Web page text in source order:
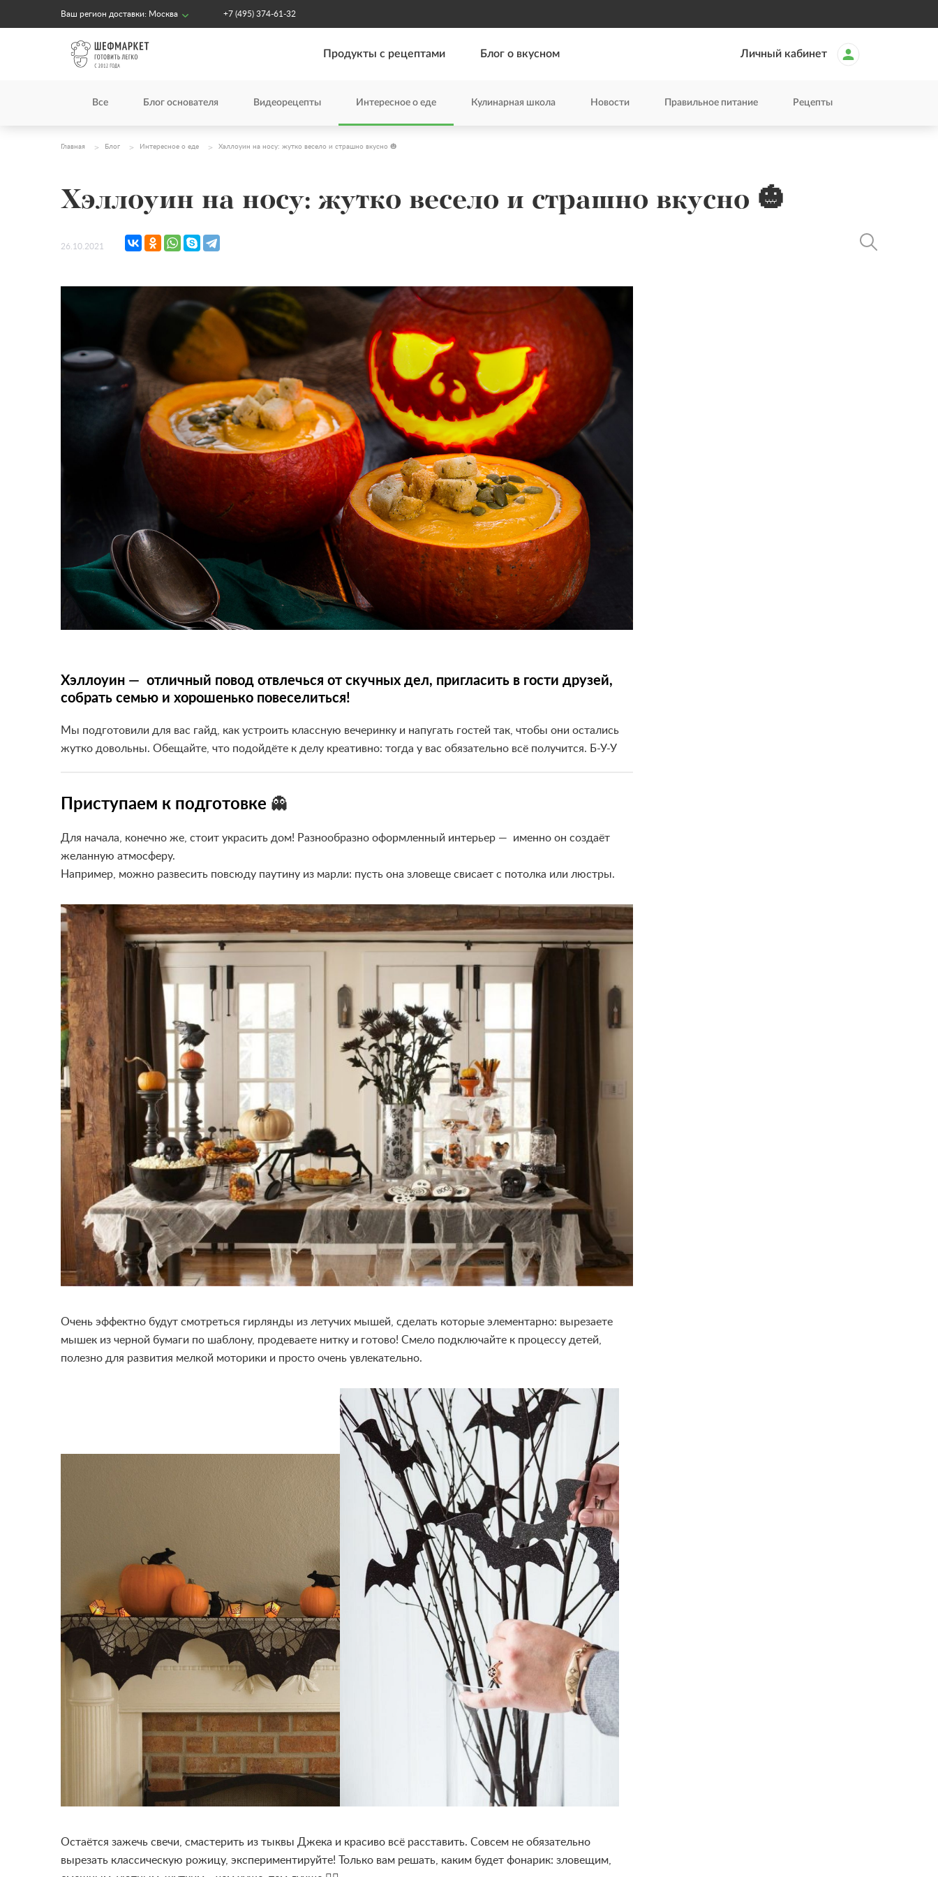
Ваш регион доставки: Москва +7 (495) 374-61-32
Продукты с рецептами Блог о вкусном Личный кабинет
Все Блог основателя Видеорецепты Интересное о еде Кулинарная школа Новости Правильное питание Рецепты
Главная Блог Интересное о еде Хэллоуин на носу: жутко весело и страшно вкусно 🎃
Хэллоуин на носу: жутко весело и страшно вкусно 🎃
26.10.2021
Хэллоуин — отличный повод отвлечься от скучных дел, пригласить в гости друзей,
собрать семью и хорошенько повеселиться!
Мы подготовили для вас гайд, как устроить классную вечеринку и напугать гостей так, чтобы они остались
жутко довольны. Обещайте, что подойдёте к делу креативно: тогда у вас обязательно всё получится. Б-У-У
Приступаем к подготовке 👻
Для начала, конечно же, стоит украсить дом! Разнообразно оформленный интерьер — именно он создаёт
желанную атмосферу.
Например, можно развесить повсюду паутину из марли: пусть она зловеще свисает с потолка или люстры.
Очень эффектно будут смотреться гирлянды из летучих мышей, сделать которые элементарно: вырезаете
мышек из черной бумаги по шаблону, продеваете нитку и готово! Смело подключайте к процессу детей,
полезно для развития мелкой моторики и просто очень увлекательно.
Остаётся зажечь свечи, смастерить из тыквы Джека и красиво всё расставить. Совсем не обязательно
вырезать классическую рожицу, экспериментируйте! Только вам решать, каким будет фонарик: зловещим,